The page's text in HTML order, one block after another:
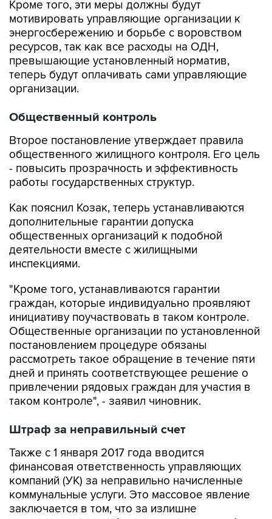
энергосбережению и борьбе с воровством
ресурсов, так как все расходы на ОДН,
превышающие установленный норматив,
теперь будут оплачивать сами управляющие
организации.
Общественный контроль
Второе постановление утверждает правила
- повысить прозрачность и эффективность
работы государственных структур.
Как пояснил Козак, теперь устанавливаются
общественных организаций к подобной
деятельности вместе с жилищными
инспекциями.
"Кроме того, устанавливаются гарантии
инициативу поучаствовать в таком контроле.
Общественные организации по установленной
постановлением процедуре обязаны
рассмотреть такое обращение в течение пяти
дней и принять соответствующее решение о
привлечении рядовых граждан для участия в
таком контроле", - заявил чиновник.
Штраф за неправильный счет
Также с 1 января 2017 года вводится
компаний (УК) за неправильно начисленные
коммунальные услуги. Это массовое явление
заключается в том, что за излишне
начисленную плату будет взиматься штраф до
50% от соответствующей суммы.